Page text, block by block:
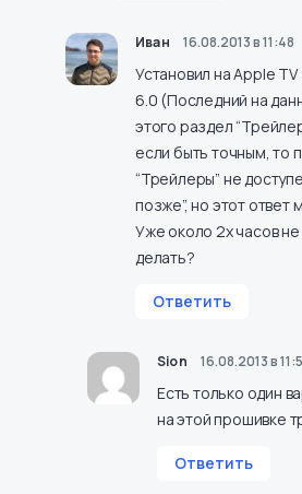
Иван 16.08.2013 в 11:48
Установил на Apple
6.0 (Последний на
этого раздел
если быть точным, то
“Трейлеры” не
позже”, но этот ответ
Уже около 2х часов
делать?
Ответить
Sion 16.08.2013 в
Есть только один
на этой прошивке
Ответить